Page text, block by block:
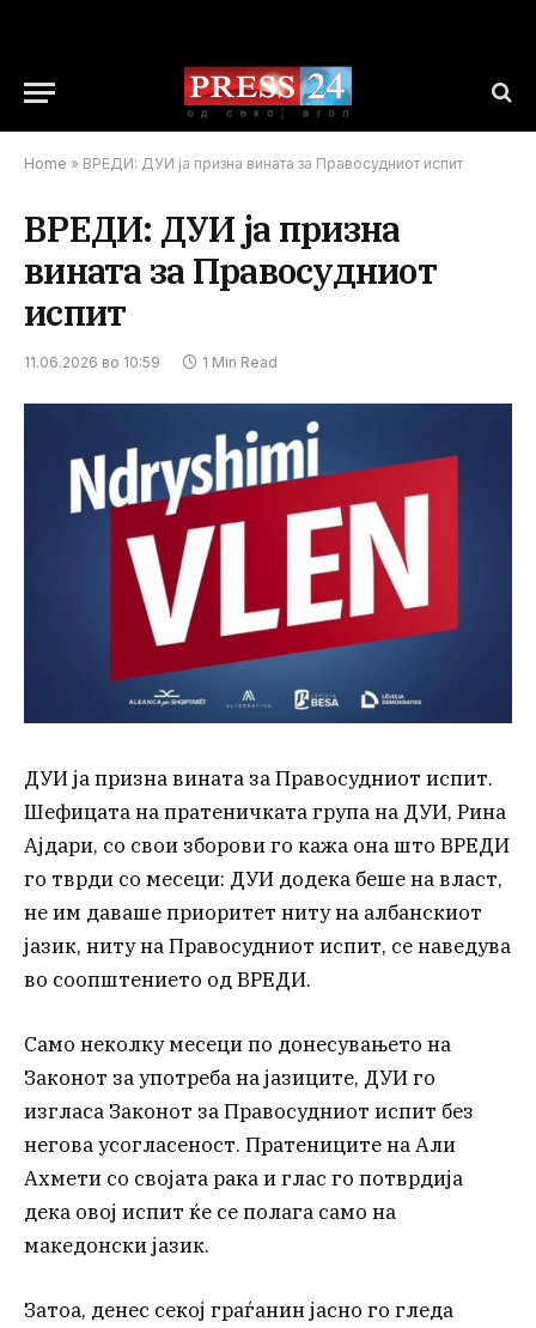
Home » ВРЕДИ: ДУИ ја призна вината за Правосудниот испит
ВРЕДИ: ДУИ ја призна
вината за Правосудниот
испит
11.06.2026 во 10:59 1 Min Read
ДУИ ја призна вината за Правосудниот испит.
Шефицата на пратеничката група на ДУИ, Рина
Ајдари, со свои зборови го кажа она што ВРЕДИ
го тврди со месеци: ДУИ додека беше на власт,
не им даваше приоритет ниту на албанскиот
јазик, ниту на Правосудниот испит, се наведува
во соопштението од ВРЕДИ.
Само неколку месеци по донесувањето на
Законот за употреба на јазиците, ДУИ го
изгласа Законот за Правосудниот испит без
негова усогласеност. Пратениците на Али
Ахмети со својата рака и глас го потврдија
дека овој испит ќе се полага само на
македонски јазик.
Затоа, денес секој граѓанин јасно го гледа